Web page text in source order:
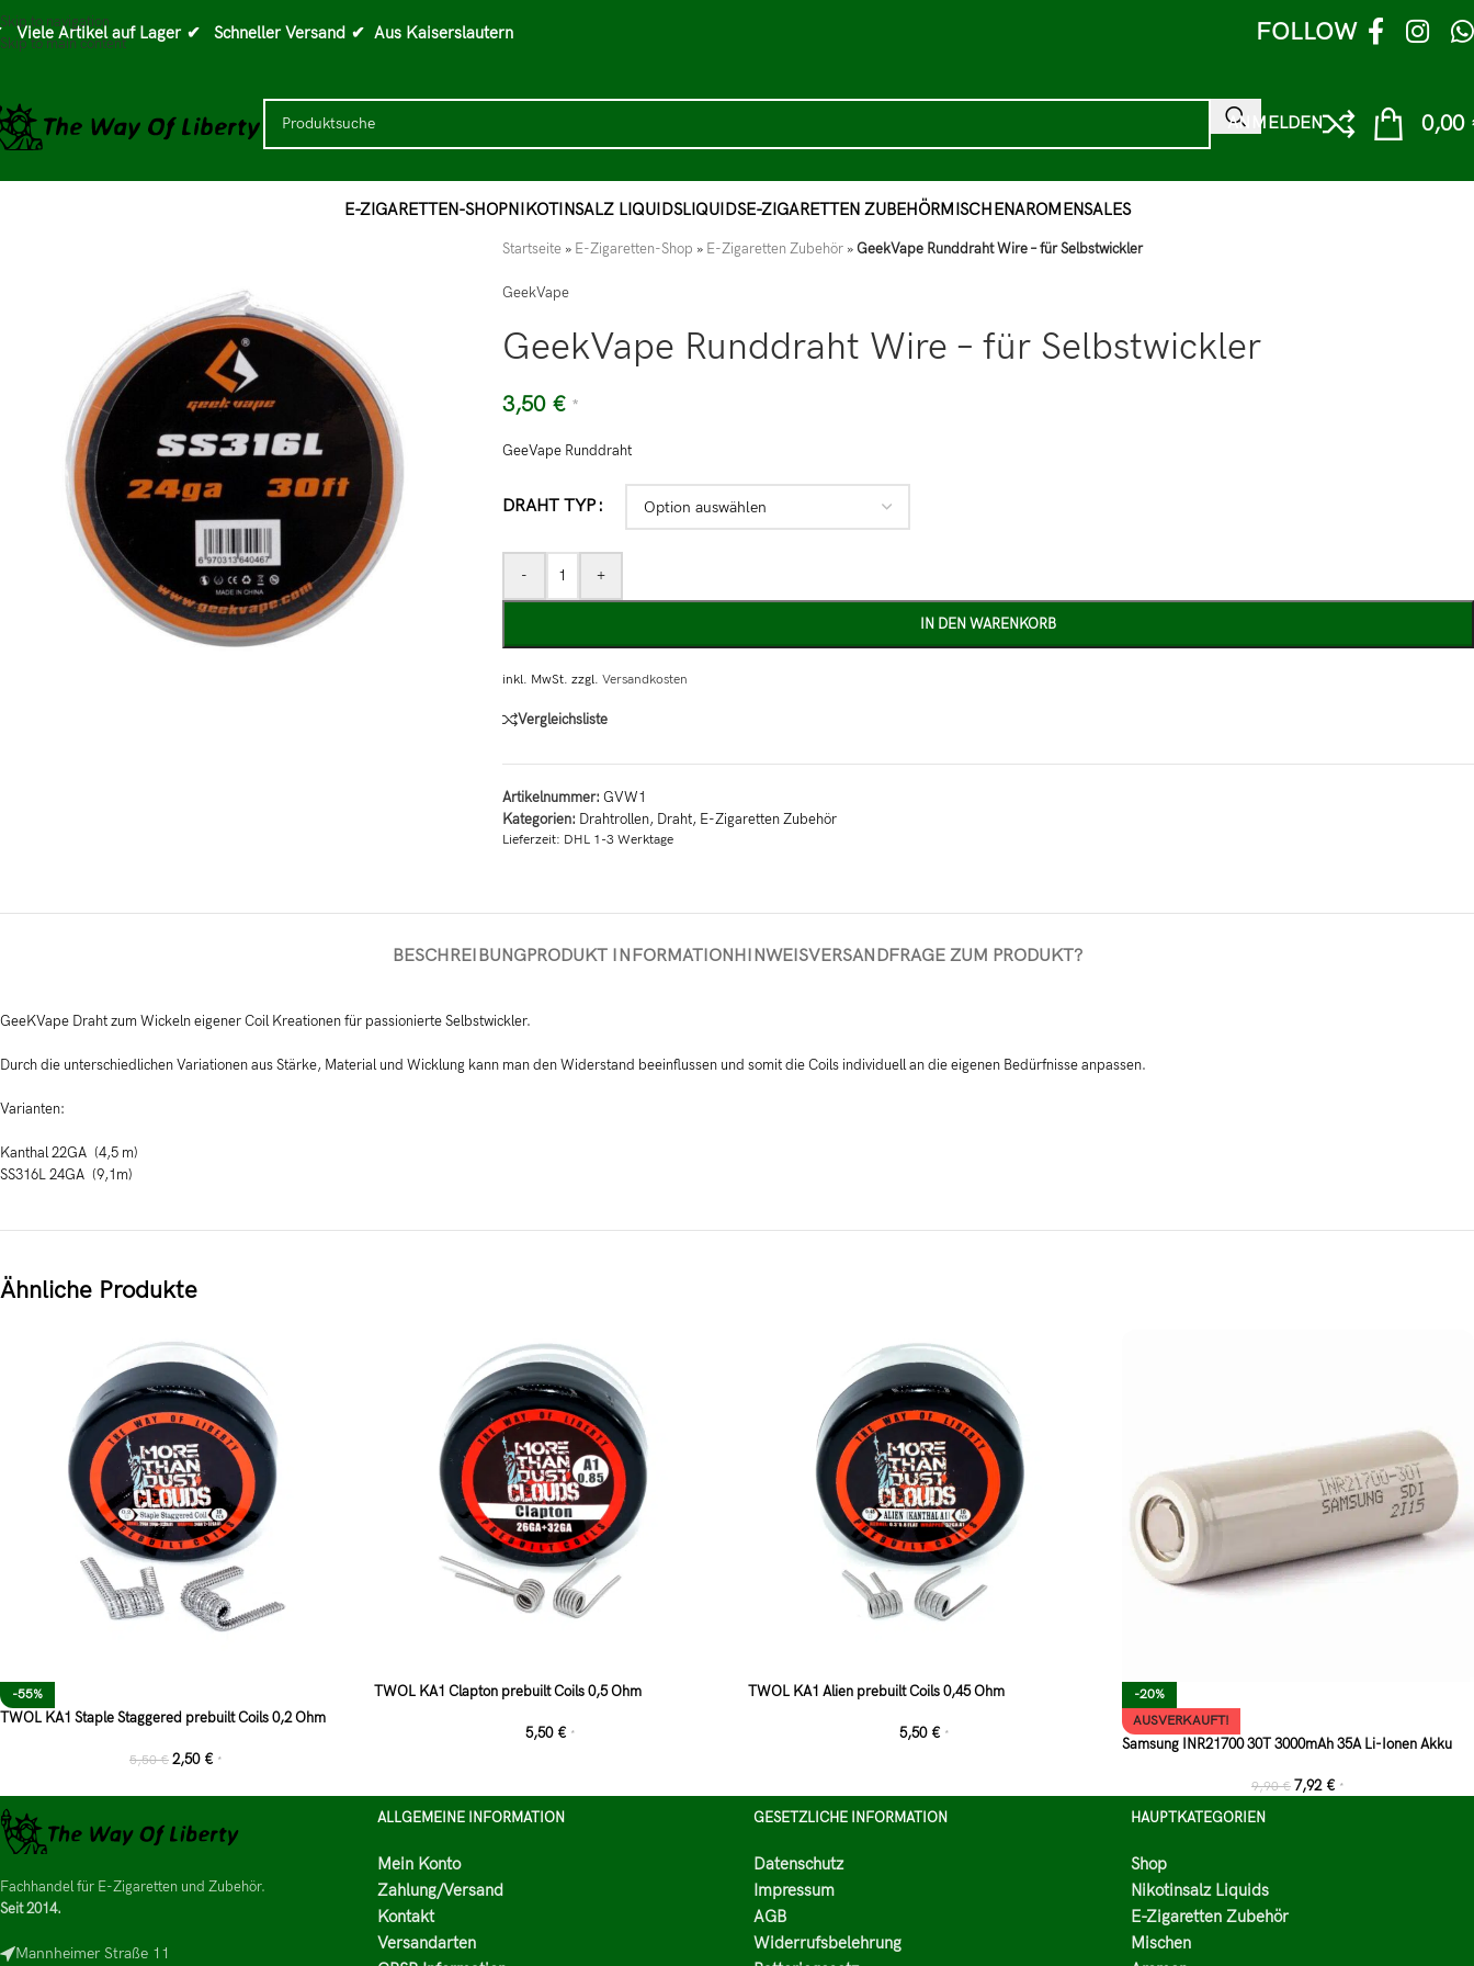
Skip to navigation
Skip to main content
Viele Artikel auf Lager ✔ Schneller Versand ✔ Aus Kaiserslautern FOLLOW
ANMELDEN 0,00
E-ZIGARETTEN-SHOPNIKOTINSALZ LIQUIDSLIQUIDSE-ZIGARETTEN ZUBEHÖRMISCHENAROMENSALES
Startseite » E-Zigaretten-Shop » E-Zigaretten Zubehör »GeekVape Runddraht Wire – für Selbstwickler
GeekVape
GeekVape Runddraht Wire – für Selbstwickler
3,50 € *
GeeVape Runddraht
DRAHT TYP
- +
IN DEN WARENKORB
inkl. MwSt. zzgl. Versandkosten
Vergleichsliste
Artikelnummer: GVW1
Kategorien: Drahtrollen, Draht, E-Zigaretten Zubehör
Lieferzeit: DHL 1-3 Werktage
BESCHREIBUNGPRODUKT INFORMATIONHINWEISVERSANDFRAGE ZUM PRODUKT?
GeeKVape Draht zum Wickeln eigener Coil Kreationen für passionierte Selbstwickler.
Durch die unterschiedlichen Variationen aus Stärke, Material und Wicklung kann man den Widerstand beeinflussen und somit die Coils individuell an die eigenen Bedürfnisse anpassen.
Varianten:
Kanthal 22GA (4,5 m)
SS316L 24GA (9,1m)
Ähnliche Produkte
-55%
TWOL KA1 Staple Staggered prebuilt Coils 0,2 Ohm
5,50€ 2,50 € *
TWOL KA1 Clapton prebuilt Coils 0,5 Ohm
5,50 € *
TWOL KA1 Alien prebuilt Coils 0,45 Ohm
5,50 € *
-20%
AUSVERKAUFT!
Samsung INR21700 30T 3000mAh 35A Li-Ionen Akku
9,90€ 7,92 € *
Fachhandel für E-Zigaretten und Zubehör.
Seit 2014.
Mannheimer Straße 11
ALLGEMEINE INFORMATION
Mein Konto
Zahlung/Versand
Kontakt
Versandarten
GESETZLICHE INFORMATION
Datenschutz
Impressum
AGB
Widerrufsbelehrung
HAUPTKATEGORIEN
Shop
Nikotinsalz Liquids
E-Zigaretten Zubehör
Mischen